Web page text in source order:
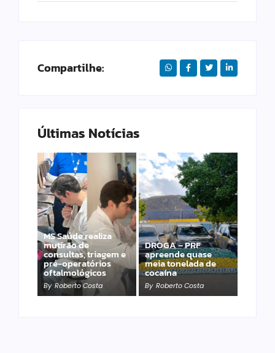
Compartilhe:
Últimas Notícias
MS Saúde realiza
mutirão de
consultas, triagem e
pré-operatórios
oftalmológicos
By Roberto Costa
DROGA – PRF
apreende quase
meia tonelada de
cocaína
By Roberto Costa
PRF apreende 20
pistolas e 40
carregadores na BR-
060
By Roberto Costa